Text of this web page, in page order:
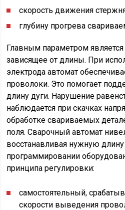
скорость движения
глубину прогрева
Главным параметром
зависящее от длины. При
электрода автомат
проволоки. Это помогает
длину дуги. Нарушение
наблюдается при скачках
обработке свариваемых
поля. Сварочный автомат
восстанавливая нужную
программировании
принципа регулировки:
самостоятельный,
скорости выведения